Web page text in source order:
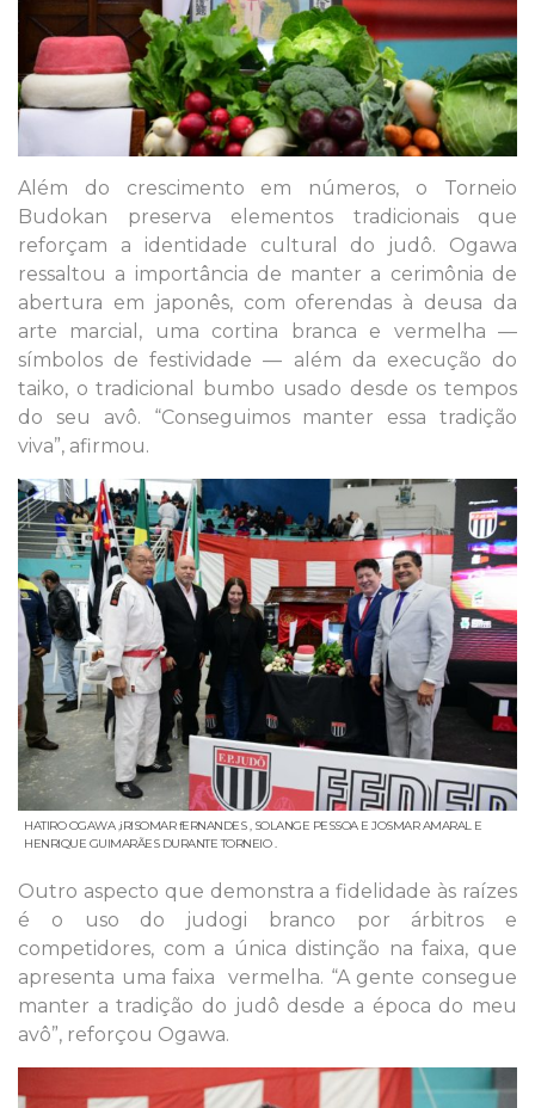
Além do crescimento em números, o Torneio
Budokan preserva elementos tradicionais que
reforçam a identidade cultural do judô. Ogawa
ressaltou a importância de manter a cerimônia de
abertura em japonês, com oferendas à deusa da
arte marcial, uma cortina branca e vermelha —
símbolos de festividade — além da execução do
taiko, o tradicional bumbo usado desde os tempos
do seu avô. “Conseguimos manter essa tradição
viva”, afirmou.
HATIRO OGAWA ,iRISOMAR fERNANDES , SOLANGE PESSOA E JOSMAR AMARAL E
HENRIQUE GUIMARÃES DURANTE TORNEIO .
Outro aspecto que demonstra a fidelidade às raízes
é o uso do judogi branco por árbitros e
competidores, com a única distinção na faixa, que
apresenta uma faixa vermelha. “A gente consegue
manter a tradição do judô desde a época do meu
avô”, reforçou Ogawa.